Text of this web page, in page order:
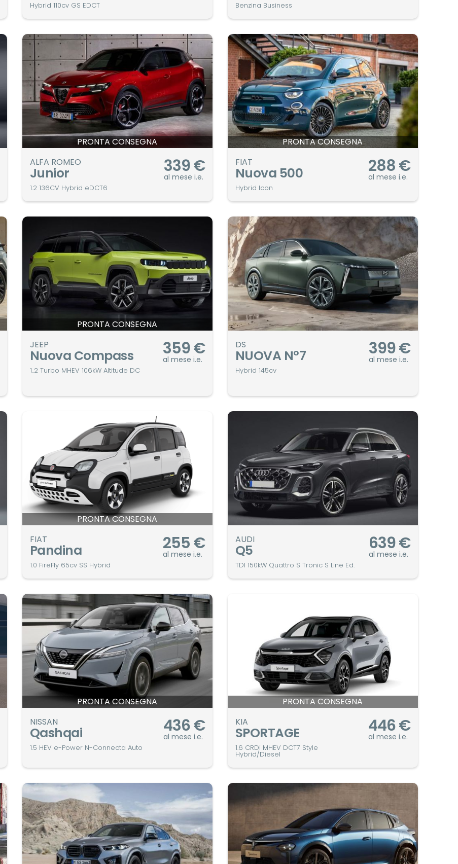
Hybrid 110cv GS EDCT Benzina Business
PRONTA CONSEGNA
ALFA ROMEO
Junior
1.2 136CV Hybrid eDCT6
339€
al mese i.e.
PRONTA CONSEGNA
FIAT
Nuova 500
Hybrid Icon
288€
al mese i.e.
PRONTA CONSEGNA
JEEP
Nuova Compass
1..2 Turbo MHEV 106kW Altitude DC
359€
al mese i.e.
DS
NUOVA N°7
Hybrid 145cv
399€
al mese i.e.
PRONTA CONSEGNA
FIAT
Pandina
1.0 FireFly 65cv SS Hybrid
255€
al mese i.e.
AUDI
Q5
TDI 150kW Quattro S Tronic S Line Ed.
639€
al mese i.e.
PRONTA CONSEGNA
NISSAN
Qashqai
1.5 HEV e-Power N-Connecta Auto
436€
al mese i.e.
PRONTA CONSEGNA
KIA
SPORTAGE
1.6 CRDi MHEV DCT7 Style
Hybrid/Diesel
446€
al mese i.e.